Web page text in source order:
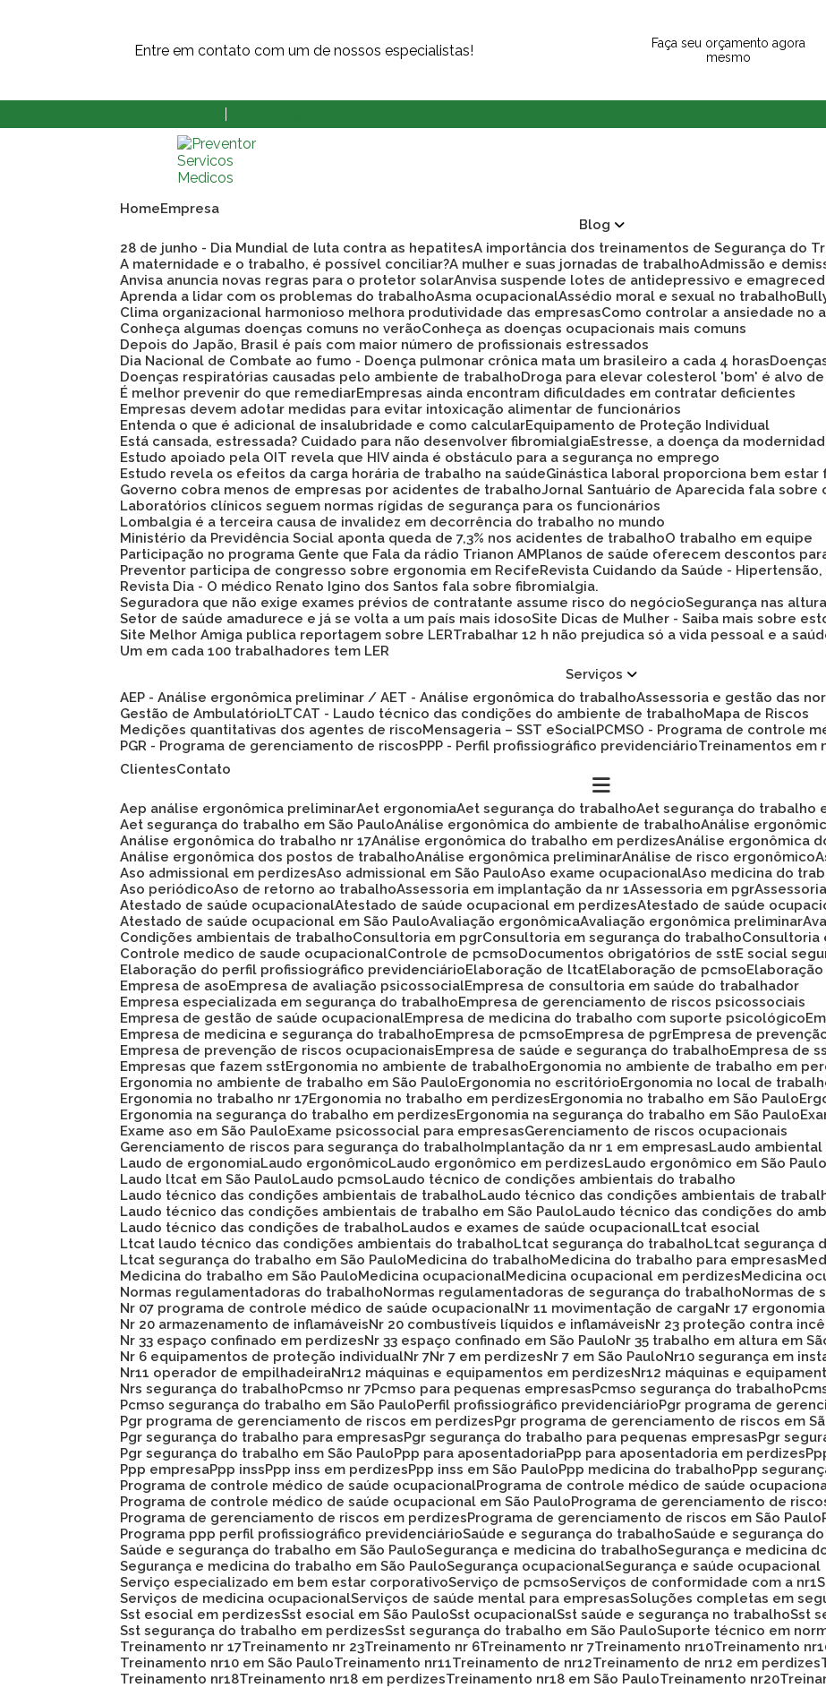
Entre em contato com um de nossos especialistas!
Faça seu orçamento agora
mesmo
Home
Empresa
Blog
28 de junho - Dia Mundial de luta contra as hepatites
A importância dos treinamentos de Segurança do
A maternidade e o trabalho, é possível conciliar?
A mulher e suas jornadas de trabalho Admissão e
Anvisa anuncia novas regras para o protetor solar Anvisa suspende lotes de antidepressivo e
Aprenda a lidar com os problemas do trabalho Asma ocupacional Assédio moral e sexual no trabalho
Clima organizacional harmonioso melhora produtividade das empresas
Como controlar a ansiedade no
Conheça algumas doenças comuns no verão
Conheça as doenças ocupacionais mais comuns
Depois do Japão, Brasil é país com maior número de profissionais estressados
Dia Nacional de Combate ao fumo - Doença pulmonar crônica mata um brasileiro a cada 4 horas
Doenças respiratórias causadas pelo ambiente de trabalho
Droga para elevar colesterol 'bom' é alvo
É melhor prevenir do que remediar Empresas ainda encontram dificuldades em contratar deficientes
Empresas devem adotar medidas para evitar intoxicação alimentar de funcionários
Entenda o que é adicional de insalubridade e como calcular Equipamento de Proteção Individual
Está cansada, estressada? Cuidado para não desenvolver fibromialgia Estresse, a doença da
Estudo apoiado pela OIT revela que HIV ainda é obstáculo para a segurança no emprego
Estudo revela os efeitos da carga horária de trabalho na saúde
Ginástica laboral proporciona bem
Governo cobra menos de empresas por acidentes de trabalho Jornal Santuário de Aparecida fala
Laboratórios clínicos seguem normas rígidas de segurança para os funcionários
Lombalgia é a terceira causa de invalidez em decorrência do trabalho no mundo
Ministério da Previdência Social aponta queda de 7,3% nos acidentes de trabalho
O trabalho em equipe
Participação no programa Gente que Fala da rádio Trianon AM
Planos de saúde oferecem descontos
Preventor participa de congresso sobre ergonomia em Recife
Revista Cuidando da Saúde -
Revista Dia - O médico Renato Igino dos Santos fala sobre fibromialgia.
Seguradora que não exige exames prévios de contratante assume risco do negócio Segurança nas
Setor de saúde amadurece e já se volta a um país mais idoso Site Dicas de Mulher - Saiba mais sobre
Site Melhor Amiga publica reportagem sobre LER
Trabalhar 12 h não prejudica só a vida pessoal e a
Um em cada 100 trabalhadores tem LER
Serviços
AEP - Análise ergonômica preliminar / AET - Análise ergonômica do trabalho Assessoria e gestão das
Gestão de Ambulatório LTCAT - Laudo técnico das condições do ambiente de trabalho
Mapa de Riscos
Medições quantitativas dos agentes de risco
Mensageria – SST eSocial PCMSO - Programa de controle
PGR - Programa de gerenciamento de riscos
PPP - Perfil profissiográfico previdenciário
Treinamentos
Clientes
Contato
Aep análise ergonômica preliminar Aet ergonomia Aet segurança do trabalho Aet segurança do trabalho
Aet segurança do trabalho em São Paulo Análise ergonômica do ambiente de trabalho Análise
Análise ergonômica do trabalho nr 17 Análise ergonômica do trabalho em perdizes Análise ergonômica
Análise ergonômica dos postos de trabalho Análise ergonômica preliminar Análise de risco ergonômico
Aso admissional em perdizes Aso admissional em São Paulo Aso exame ocupacional Aso medicina do
Aso periódico Aso de retorno ao trabalho Assessoria em implantação da nr 1 Assessoria em pgr
Atestado de saúde ocupacional Atestado de saúde ocupacional em perdizes Atestado de saúde
Atestado de saúde ocupacional em São Paulo Avaliação ergonômica Avaliação ergonômica preliminar
Condições ambientais de trabalho
Consultoria em pgr Consultoria em segurança do trabalho
Controle medico de saude ocupacional
Controle de pcmso Documentos obrigatórios de sst
E social
Elaboração do perfil profissiográfico previdenciário
Elaboração de ltcat Elaboração de pcmso
Empresa de aso
Empresa de avaliação psicossocial Empresa de consultoria em saúde do trabalhador
Empresa especializada em segurança do trabalho
Empresa de gerenciamento de riscos psicossociais
Empresa de gestão de saúde ocupacional Empresa de medicina do trabalho com suporte psicológico
Empresa de medicina e segurança do trabalho
Empresa de pcmso Empresa de pgr Empresa de
Empresa de prevenção de riscos ocupacionais
Empresa de saúde e segurança do trabalho Empresa de
Empresas que fazem sst Ergonomia no ambiente de trabalho
Ergonomia no ambiente de trabalho em
Ergonomia no ambiente de trabalho em São Paulo
Ergonomia no escritório Ergonomia no local de
Ergonomia no trabalho nr 17 Ergonomia no trabalho em perdizes Ergonomia no trabalho em São Paulo
Ergonomia na segurança do trabalho em perdizes
Ergonomia na segurança do trabalho em São Paulo
Exame aso em São Paulo Exame psicossocial para empresas
Gerenciamento de riscos ocupacionais
Gerenciamento de riscos para segurança do trabalho Implantação da nr 1 em empresas
Laudo
Laudo de ergonomia Laudo ergonômico Laudo ergonômico em perdizes Laudo ergonômico em São Paulo
Laudo ltcat em São Paulo
Laudo pcmso
Laudo técnico de condições ambientais do trabalho
Laudo técnico das condições ambientais de trabalho
Laudo técnico das condições ambientais de
Laudo técnico das condições ambientais de trabalho em São Paulo
Laudo técnico das condições do
Laudo técnico das condições de trabalho
Laudos e exames de saúde ocupacional Ltcat esocial
Ltcat laudo técnico das condições ambientais do trabalho
Ltcat segurança do trabalho
Ltcat segurança
Ltcat segurança do trabalho em São Paulo
Medicina do trabalho Medicina do trabalho para empresas
Medicina do trabalho em São Paulo
Medicina ocupacional Medicina ocupacional em perdizes
Medicina
Normas regulamentadoras do trabalho
Normas regulamentadoras de segurança do trabalho
Normas
Nr 07 programa de controle médico de saúde ocupacional
Nr 11 movimentação de carga Nr 17 ergonomia
Nr 20 armazenamento de inflamáveis
Nr 20 combustíveis líquidos e inflamáveis
Nr 23 proteção contra
Nr 33 espaço confinado em perdizes
Nr 33 espaço confinado em São Paulo
Nr 35 trabalho em altura em
Nr 6 equipamentos de proteção individual
Nr 7 Nr 7 em perdizes Nr 7 em São Paulo
Nr10 segurança em
Nr11 operador de empilhadeira
Nr12 máquinas e equipamentos em perdizes
Nr12 máquinas e
Nrs segurança do trabalho
Pcmso nr 7 Pcmso para pequenas empresas Pcmso segurança do trabalho
Pcmso segurança do trabalho em São Paulo
Perfil profissiográfico previdenciário
Pgr programa de
Pgr programa de gerenciamento de riscos em perdizes
Pgr programa de gerenciamento de riscos em
Pgr segurança do trabalho para empresas
Pgr segurança do trabalho para pequenas empresas
Pgr
Pgr segurança do trabalho em São Paulo
Ppp para aposentadoria Ppp para aposentadoria em perdizes
Ppp empresa Ppp inss Ppp inss em perdizes Ppp inss em São Paulo Ppp medicina do trabalho
Ppp
Programa de controle médico de saúde ocupacional Programa de controle médico de saúde
Programa de controle médico de saúde ocupacional em São Paulo
Programa de gerenciamento de
Programa de gerenciamento de riscos em perdizes
Programa de gerenciamento de riscos em São Paulo
Programa ppp perfil profissiográfico previdenciário Saúde e segurança do trabalho Saúde e segurança
Saúde e segurança do trabalho em São Paulo Segurança e medicina do trabalho Segurança e medicina
Segurança e medicina do trabalho em São Paulo Segurança ocupacional Segurança e saúde ocupacional
Serviço especializado em bem estar corporativo Serviço de pcmso Serviços de conformidade com a nr1
Serviços de medicina ocupacional Serviços de saúde mental para empresas Soluções completas em
Sst esocial em perdizes Sst esocial em São Paulo Sst ocupacional Sst saúde e segurança no trabalho Sst
Sst segurança do trabalho em perdizes Sst segurança do trabalho em São Paulo Suporte técnico em
Treinamento nr 17
Treinamento nr 23 Treinamento nr 6 Treinamento nr 7 Treinamento nr10
Treinamento
Treinamento nr10 em São Paulo
Treinamento nr11 Treinamento de nr12 Treinamento de nr12 em perdizes
Treinamento nr18
Treinamento nr18 em perdizes Treinamento nr18 em São Paulo Treinamento nr20